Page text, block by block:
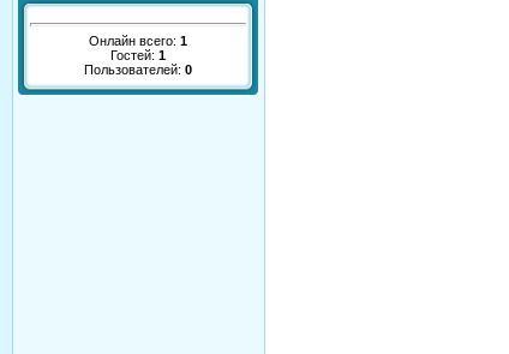
Онлайн всего: 1
Гостей: 1
Пользователей: 0